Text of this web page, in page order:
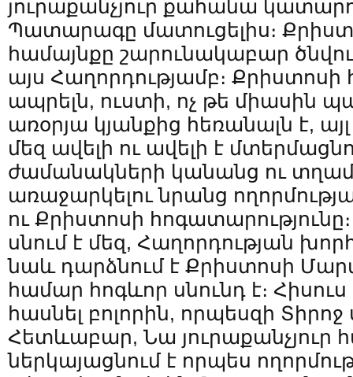
յուրաքանչյուր քահանա
Պատարագը մատուցելիս։
համայնքը շարունակաբար
այս Հաղորդությամբ։ Քրիստոսի
ապրելն, ուստի, ոչ թե միասին
առօրյա կյանքից հեռանալն է,
մեզ ավելի ու ավելի է
ժամանակների կանանց ու
առաջարկելու նրանց
ու Քրիստոսի
սնում է մեզ, Հաղորդության
նաև դարձնում է Քրիստոսի
համար հոգևոր սնունդ է։
հասնել բոլորին, որպեսզի
Հետևաբար, Նա յուրաքանչյուր
ներկայացնում է որպես